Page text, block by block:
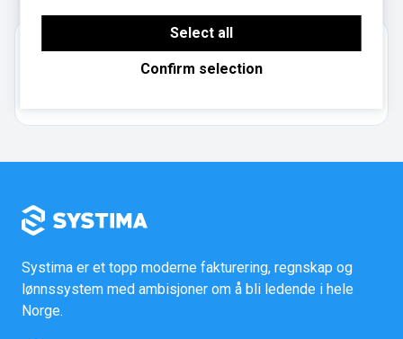
Om regnskapsbyrået
Third-party cookies are cookies set by third-party
software to enable features such as Google
Maps.
Select all
Confirm selection
Systima er et topp moderne fakturering, regnskap og
lønnssystem med ambisjoner om å bli ledende i hele
Norge.